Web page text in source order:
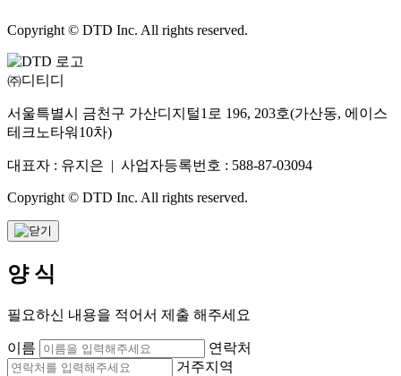
Copyright © DTD Inc. All rights reserved.
㈜디티디
서울특별시 금천구 가산디지털1로 196, 203호(가산동, 에이스
테크노타워10차)
대표자 : 유지은 | 사업자등록번호 : 588-87-03094
Copyright © DTD Inc. All rights reserved.
양 식
필요하신 내용을 적어서 제출 해주세요
이름
연락처
거주지역